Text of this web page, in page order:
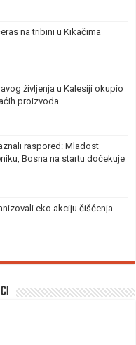
na tribini u Kikačima
življenja u Kalesiji okupio
proizvoda
raspored: Mladost
Bosna na startu dočekuje
eko akciju čišćenja